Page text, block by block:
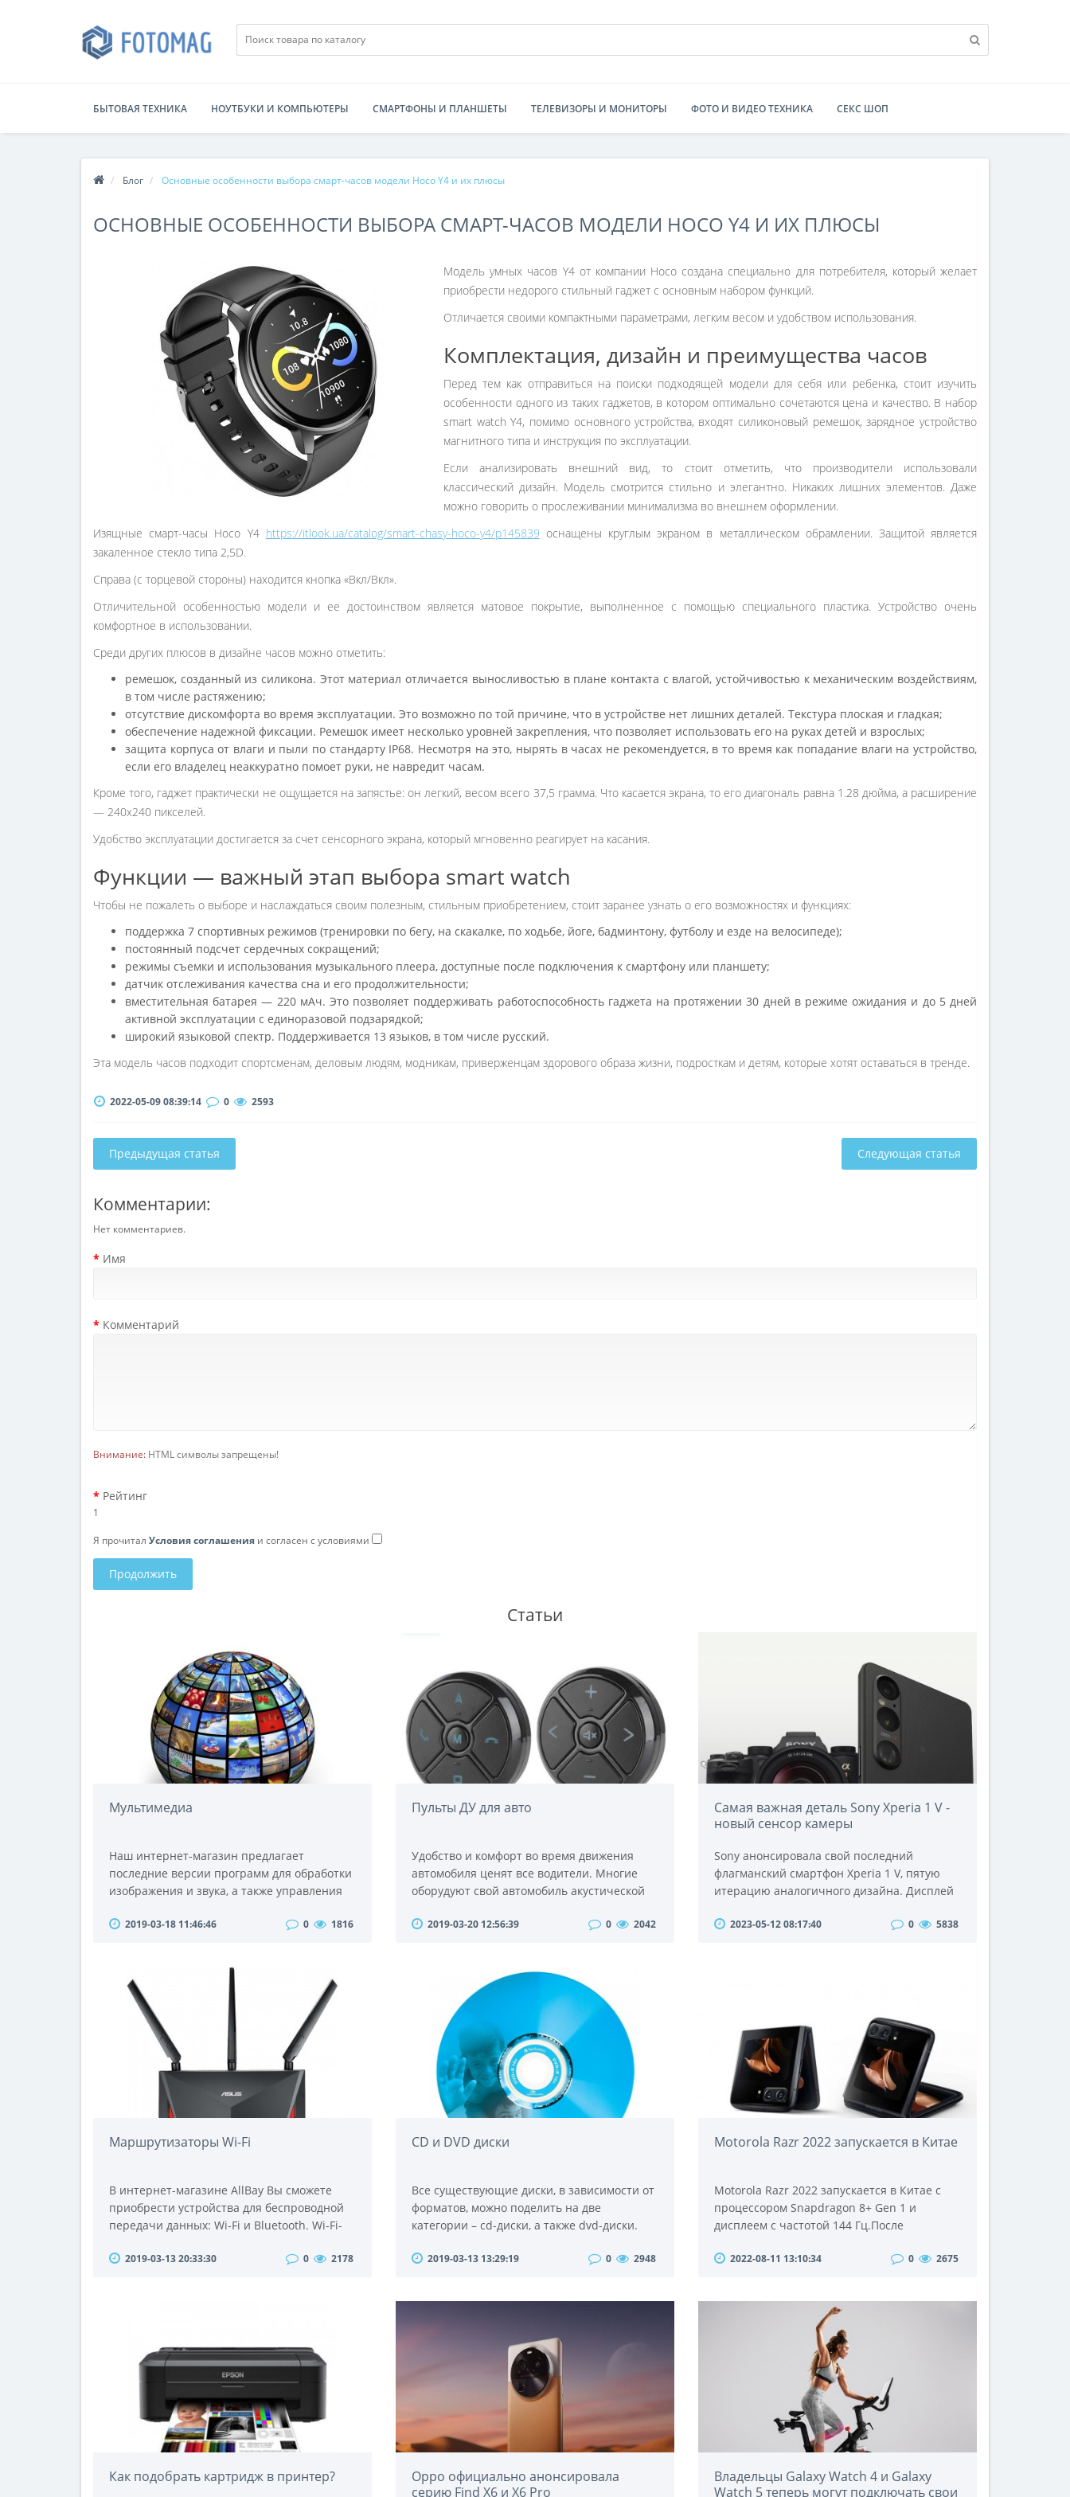
БЫТОВАЯ ТЕХНИКА НОУТБУКИ И КОМПЬЮТЕРЫ СМАРТФОНЫ И ПЛАНШЕТЫ ТЕЛЕВИЗОРЫ И МОНИТОРЫ ФОТО И ВИДЕО ТЕХНИКА СЕКС ШОП
Блог Основные особенности выбора смарт-часов модели Hoco Y4 и их плюсы
ОСНОВНЫЕ ОСОБЕННОСТИ ВЫБОРА СМАРТ-ЧАСОВ МОДЕЛИ HOCO Y4 И ИХ ПЛЮСЫ
Модель умных часов Y4 от компании Hoco создана специально для потребителя, который желает
приобрести недорого стильный гаджет с основным набором функций.
Отличается своими компактными параметрами, легким весом и удобством использования.
Комплектация, дизайн и преимущества часов
Перед тем как отправиться на поиски подходящей модели для себя или ребенка, стоит изучить
особенности одного из таких гаджетов, в котором оптимально сочетаются цена и качество. В набор
smart watch Y4, помимо основного устройства, входят силиконовый ремешок, зарядное устройство
магнитного типа и инструкция по эксплуатации.
Если анализировать внешний вид, то стоит отметить, что производители использовали
классический дизайн. Модель смотрится стильно и элегантно. Никаких лишних элементов. Даже
можно говорить о прослеживании минимализма во внешнем оформлении.
Изящные смарт-часы Hoco Y4 https://itlook.ua/catalog/smart-chasy-hoco-y4/p145839 оснащены круглым экраном в металлическом обрамлении. Защитой является
закаленное стекло типа 2,5D.
Справа (с торцевой стороны) находится кнопка «Вкл/Вкл».
Отличительной особенностью модели и ее достоинством является матовое покрытие, выполненное с помощью специального пластика. Устройство очень
комфортное в использовании.
Среди других плюсов в дизайне часов можно отметить:
ремешок, созданный из силикона. Этот материал отличается выносливостью в плане контакта с влагой, устойчивостью к механическим воздействиям,
в том числе растяжению;
отсутствие дискомфорта во время эксплуатации. Это возможно по той причине, что в устройстве нет лишних деталей. Текстура плоская и гладкая;
обеспечение надежной фиксации. Ремешок имеет несколько уровней закрепления, что позволяет использовать его на руках детей и взрослых;
защита корпуса от влаги и пыли по стандарту IP68. Несмотря на это, нырять в часах не рекомендуется, в то время как попадание влаги на устройство,
если его владелец неаккуратно помоет руки, не навредит часам.
Кроме того, гаджет практически не ощущается на запястье: он легкий, весом всего 37,5 грамма. Что касается экрана, то его диагональ равна 1.28 дюйма, а расширение
— 240х240 пикселей.
Удобство эксплуатации достигается за счет сенсорного экрана, который мгновенно реагирует на касания.
Функции — важный этап выбора smart watch
Чтобы не пожалеть о выборе и наслаждаться своим полезным, стильным приобретением, стоит заранее узнать о его возможностях и функциях:
поддержка 7 спортивных режимов (тренировки по бегу, на скакалке, по ходьбе, йоге, бадминтону, футболу и езде на велосипеде);
постоянный подсчет сердечных сокращений;
режимы съемки и использования музыкального плеера, доступные после подключения к смартфону или планшету;
датчик отслеживания качества сна и его продолжительности;
вместительная батарея — 220 мАч. Это позволяет поддерживать работоспособность гаджета на протяжении 30 дней в режиме ожидания и до 5 дней
активной эксплуатации с единоразовой подзарядкой;
широкий языковой спектр. Поддерживается 13 языков, в том числе русский.
Эта модель часов подходит спортсменам, деловым людям, модникам, приверженцам здорового образа жизни, подросткам и детям, которые хотят оставаться в тренде.
2022-05-09 08:39:14 0 2593
Предыдущая статья Следующая статья
Комментарии:
Нет комментариев.
Имя
Комментарий
Внимание: HTML символы запрещены!
Рейтинг
1
Я прочитал Условия соглашения и согласен с условиями
Продолжить
Статьи
Мультимедиа
Наш интернет-магазин предлагает
последние версии программ для обработки
изображения и звука, а также управления
программ для использования на
предлагая пользователю все новые
возможности, ставшие практически
безграничными.Программы обработки
изображения сделают любые фотографии
качественн..
2019-03-18 11:46:46 0 1816
Пульты ДУ для авто
Удобство и комфорт во время движения
автомобиля ценят все водители. Многие
оборудуют свой автомобиль акустической
любимая музыка способна сделать
пассажиров. Если вы решили оборудовать
свой автомобиль магнитолой, нелишним
будет подумать и о приобретении пульта
дистанционного управления. Удобст..
2019-03-20 12:56:39 0 2042
Самая важная деталь Sony Xperia 1 V -
новый сенсор камеры
Sony анонсировала свой последний
флагманский смартфон Xperia 1 V, пятую
итерацию аналогичного дизайна. Дисплей
будут знакомы всем, кто видел модель
4K-контента, Xperia 1 V - то, что вам
нужно.Слога..
2023-05-12 08:17:40 0 5838
Маршрутизаторы Wi-Fi
В интернет-магазине AllBay Вы сможете
приобрести устройства для беспроводной
передачи данных: Wi-Fi и Bluetooth. Wi-Fi-
доступ в интернет. Для этого необходимо
Wi-Fi-роутер соединяет компьютер с сетью
интернета..
2019-03-13 20:33:30 0 2178
CD и DVD диски
Все существующие диски, в зависимости от
форматов, можно поделить на две
категории – cd-диски, а также dvd-диски.
принципиальную разницу в объеме
запись этих дисков.Объем CD-диска
составляет 700 мегабайт (700 Mb), а DVD-
диск вмещает в себя 4,7 гигабайта (4,7 Gb)...
2019-03-13 13:29:19 0 2948
Motorola Razr 2022 запускается в Китае
Motorola Razr 2022 запускается в Китае с
процессором Snapdragon 8+ Gen 1 и
дисплеем с частотой 144 Гц.После
смартфон Motorola Razr 2022 наконец-то
Китае, но мы ожидаем, что глобальный
релиз состоится в ближайшие
месяцы.Примечательно, что запуск
состоялся всего через день после того, как
2022-08-11 13:10:34 0 2675
Как подобрать картридж в принтер?
Oppo официально анонсировала
серию Find X6 и X6 Pro
Владельцы Galaxy Watch 4 и Galaxy
Watch 5 теперь могут подключать свои